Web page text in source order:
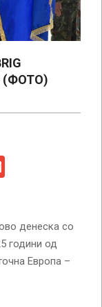
(ФОТО)
денеска со
години од
Европа –